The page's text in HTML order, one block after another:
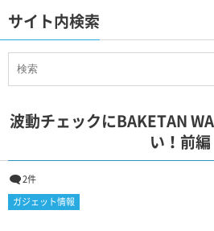
サイト内検索
波動チェックにBAKETAN
い！前編
2件
ガジェット情報